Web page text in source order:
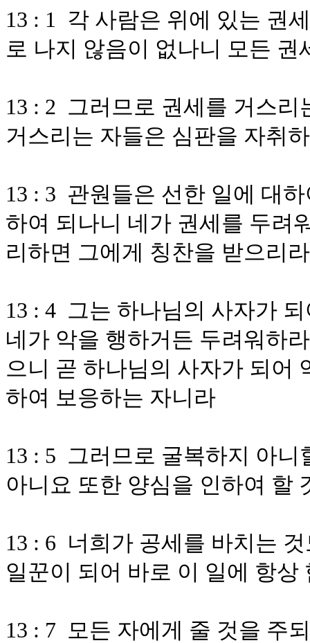
13 : 1 각 사람은 위에 있는 권
로 나지 않음이 없나니 모든
13 : 2 그러므로 권세를 거스
거스리는 자들은 심판을 자취
13 : 3 관원들은 선한 일에 대
하여 되나니 네가 권세를 두려
리하면 그에게 칭찬을 받으리라
13 : 4 그는 하나님의 사자가
네가 악을 행하거든 두려워하
으니 곧 하나님의 사자가 되어
하여 보응하는 자니라
13 : 5 그러므로 굴복하지 아
아니요 또한 양심을 인하여 할
13 : 6 너희가 공세를 바치는
일꾼이 되어 바로 이 일에 항상
13 : 7 모든 자에게 줄 것을 주